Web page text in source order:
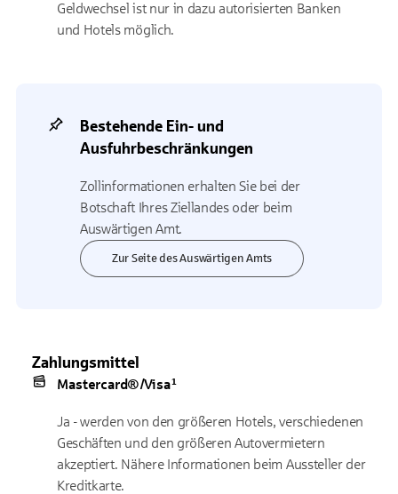
Geldwechsel ist nur in dazu autorisierten Banken
und Hotels möglich.
Bestehende Ein- und
Ausfuhrbeschränkungen
Zollinformationen erhalten Sie bei der
Botschaft Ihres Ziellandes oder beim
Auswärtigen Amt.
Zur Seite des Auswärtigen Amts
Zahlungsmittel
Mastercard®/Visa¹
Ja - werden von den größeren Hotels, verschiedenen
Geschäften und den größeren Autovermietern
akzeptiert. Nähere Informationen beim Aussteller der
Kreditkarte.